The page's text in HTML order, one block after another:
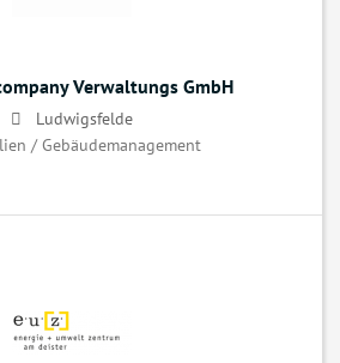
Verwaltungs GmbH
Ludwigsfelde
/ Gebäudemanagement